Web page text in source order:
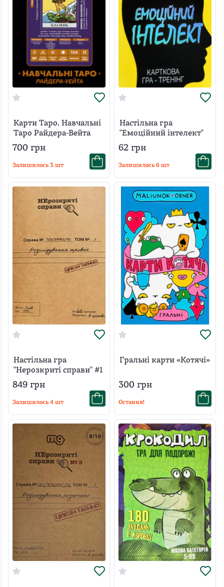
Карти Таро. Навчальні
Таро Райдера-Вейта
700 грн
Залишилось 3 шт
Настільна гра
"Емоційний інтелект"
62 грн
Залишилось 6 шт
Настільна гра
"Нерозкриті справи" #1
849 грн
Залишилось 4 шт
Гральні карти «Котячі»
300 грн
Остання!